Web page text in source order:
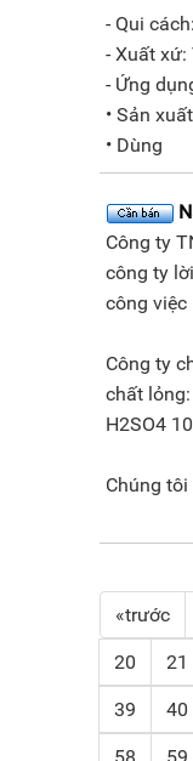
- Qui
- Xuất xứ:
- Ứng
• Sản
• Dùng
Công ty
công ty
công
Công ty
chất lỏng:
H2SO4
Chúng
«trước
20 21
39 40